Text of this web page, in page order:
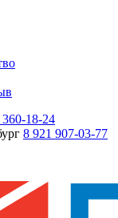
18-24
8 921 907-03-77